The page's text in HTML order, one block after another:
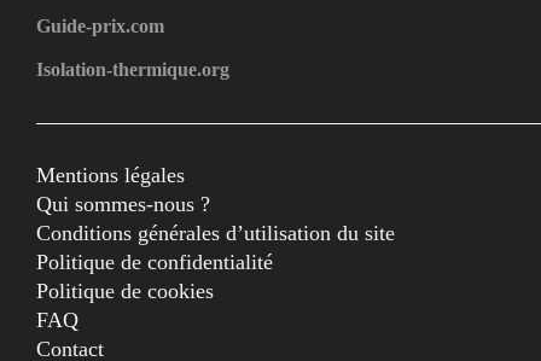
Guide-prix.com
Isolation-thermique.org
Mentions légales
Qui sommes-nous ?
Conditions générales d’utilisation du site
Politique de confidentialité
Politique de cookies
FAQ
Contact